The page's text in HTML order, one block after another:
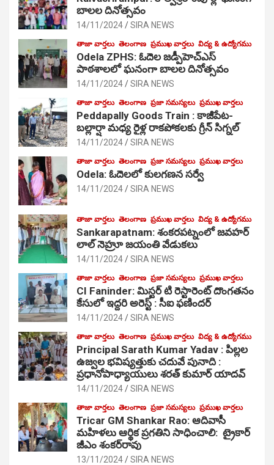
బాలల దినోత్సవం
14/11/2024 SIRA NEWS
తాజా వార్తలు తెలంగాణ ప్రముఖ వార్తలు విద్య & ఉద్యోగము
Odela ZPHS: ఓదెల జ‌డ్పీహెచ్ఎస్
పాఠ‌శాల‌లో ఘనంగా బాలల దినోత్సవం
14/11/2024 SIRA NEWS
తాజా వార్తలు తెలంగాణ ప్రజా సమస్యలు ప్రముఖ వార్తలు
Peddapally Goods Train : కాజీపేట-
బల్లార్షా మధ్య రైళ్ల రాకపోకలకు గ్రీన్ సిగ్నల్
14/11/2024 SIRA NEWS
తాజా వార్తలు తెలంగాణ ప్రజా సమస్యలు ప్రముఖ వార్తలు
Odela: ఓదెలలో కులగణన సర్వే
14/11/2024 SIRA NEWS
తాజా వార్తలు తెలంగాణ ప్రముఖ వార్తలు విద్య & ఉద్యోగము
Sankarapatnam: శంకరపట్నంలో జవహర్
లాల్ నెహ్రూ జయంతి వేడుకలు
14/11/2024 SIRA NEWS
తాజా వార్తలు తెలంగాణ ప్రజా సమస్యలు ప్రముఖ వార్తలు
CI Faninder: మిస్టర్ టి రెస్టారెంట్ దొంగతనం
కేసులో ఇద్దరి అరెస్ట్ : సీఐ ఫణిందర్
14/11/2024 SIRA NEWS
తాజా వార్తలు తెలంగాణ ప్రముఖ వార్తలు విద్య & ఉద్యోగము
Principal Sarath Kumar Yadav : పిల్లల
ఉజ్వల భవిష్యత్తుకు చదువే పునాది :
ప్రధానోపాధ్యాయులు శరత్ కుమార్ యాదవ్
14/11/2024 SIRA NEWS
తాజా వార్తలు తెలంగాణ ప్రజా సమస్యలు ప్రముఖ వార్తలు
Tricar GM Shankar Rao: ఆదివాసీ
మహిళలు ఆర్థిక ప్రగతిని సాధించాలి: ట్రైకార్
జీఎం శంకర్‌రావు
13/11/2024 SIRA NEWS